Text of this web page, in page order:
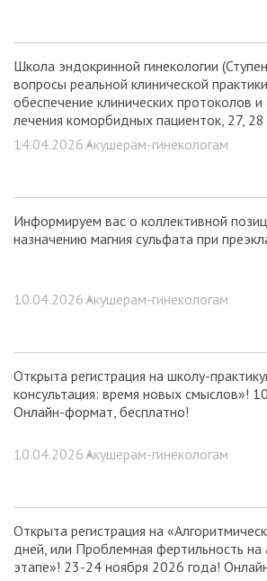
Школа эндокринной гинекологии
вопросы реальной клинической
обеспечение клинических протоколов
лечения коморбидных пациенток, 27,
года
14.04.2026 •Акушерам-гинекологам
Информируем вас о коллективной
назначению магния сульфата при
10.04.2026 •Акушерам-гинекологам
Открыта регистрация на школу-
консультация: время новых смыслов»!
Онлайн-формат, бесплатно!
10.04.2026 •Акушерам-гинекологам
Открыта регистрация на
дней, или Проблемная фертильность
этапе»! 23-24 ноября 2026 года!